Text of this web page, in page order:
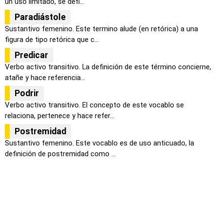
Paradiástole
Sustantivo femenino. Este termino alude (en retórica) a una
figura de tipo retórica que c...
Predicar
Verbo activo transitivo. La definición de este término concierne,
atañe y hace referencia...
Podrir
Verbo activo transitivo. El concepto de este vocablo se
relaciona, pertenece y hace refer...
Postremidad
Sustantivo femenino. Este vocablo es de uso anticuado, la
definición de postremidad como ...